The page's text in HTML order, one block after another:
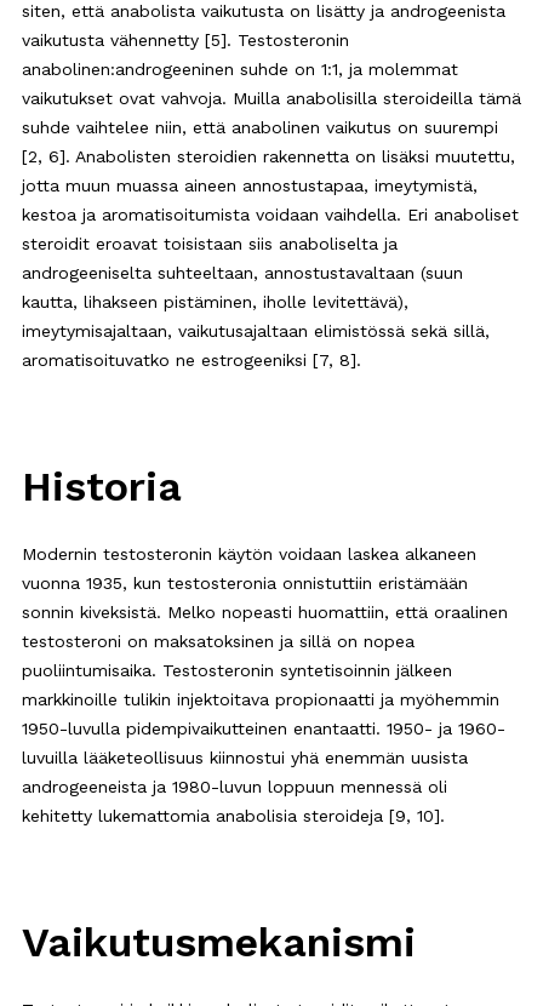
siten, että anabolista vaikutusta on lisätty ja androgeenista
vaikutusta vähennetty [5]. Testosteronin
anabolinen:androgeeninen suhde on 1:1, ja molemmat
vaikutukset ovat vahvoja. Muilla anabolisilla steroideilla tämä
suhde vaihtelee niin, että anabolinen vaikutus on suurempi
[2, 6]. Anabolisten steroidien rakennetta on lisäksi muutettu,
jotta muun muassa aineen annostustapaa, imeytymistä,
kestoa ja aromatisoitumista voidaan vaihdella. Eri anaboliset
steroidit eroavat toisistaan siis anaboliselta ja
androgeeniselta suhteeltaan, annostustavaltaan (suun
kautta, lihakseen pistäminen, iholle levitettävä),
imeytymisajaltaan, vaikutusajaltaan elimistössä sekä sillä,
aromatisoituvatko ne estrogeeniksi [7, 8].
Historia
Modernin testosteronin käytön voidaan laskea alkaneen
vuonna 1935, kun testosteronia onnistuttiin eristämään
sonnin kiveksistä. Melko nopeasti huomattiin, että oraalinen
testosteroni on maksatoksinen ja sillä on nopea
puoliintumisaika. Testosteronin syntetisoinnin jälkeen
markkinoille tulikin injektoitava propionaatti ja myöhemmin
1950-luvulla pidempivaikutteinen enantaatti. 1950- ja 1960-
luvuilla lääketeollisuus kiinnostui yhä enemmän uusista
androgeeneista ja 1980-luvun loppuun mennessä oli
kehitetty lukemattomia anabolisia steroideja [9, 10].
Vaikutusmekanismi